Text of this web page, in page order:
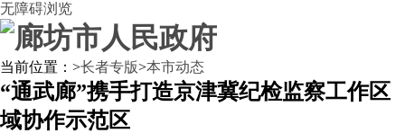
无障碍浏览
当前位置： >长者专版>本市动态
“通武廊”携手打造京津冀纪检监察工作区
域协作示范区